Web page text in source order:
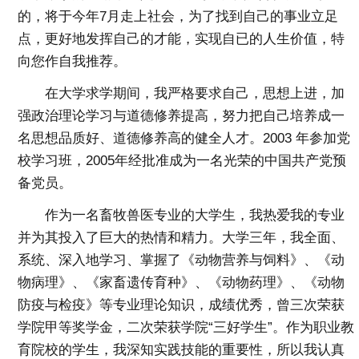
的，将于今年7月走上社会，为了找到自己的事业立足
点，更好地发挥自己的才能，实现自已的人生价值，特
向您作自我推荐。
在大学求学期间，我严格要求自己，思想上进，加
强政治理论学习与道德修养提高，努力把自己培养成一
名思想品质好、道德修养高的健全人才。2003 年参加党
校学习班，2005年经批准成为一名光荣的中国共产党预
备党员。
作为一名畜牧兽医专业的大学生，我热爱我的专业
并为其投入了巨大的热情和精力。大学三年，我全面、
系统、深入地学习、掌握了《动物营养与饲料》、《动
物病理》、《家畜遗传育种》、《动物药理》、《动物
防疫与检疫》等专业理论知识，成绩优秀，曾三次荣获
学院甲等奖学金，二次荣获学院“三好学生”。作为职业教
育院校的学生，我深知实践技能的重要性，所以我认真